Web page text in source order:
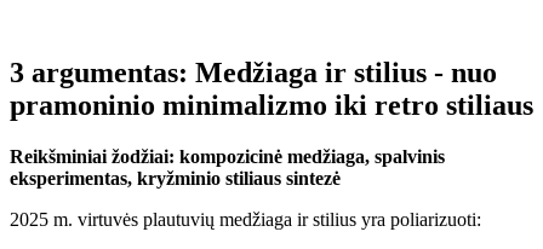
3 argumentas: Medžiaga ir stilius - nuo
pramoninio minimalizmo iki retro stiliaus
Reikšminiai žodžiai: kompozicinė medžiaga, spalvinis
eksperimentas, kryžminio stiliaus sintezė
2025 m. virtuvės plautuvių medžiaga ir stilius yra poliarizuoti: